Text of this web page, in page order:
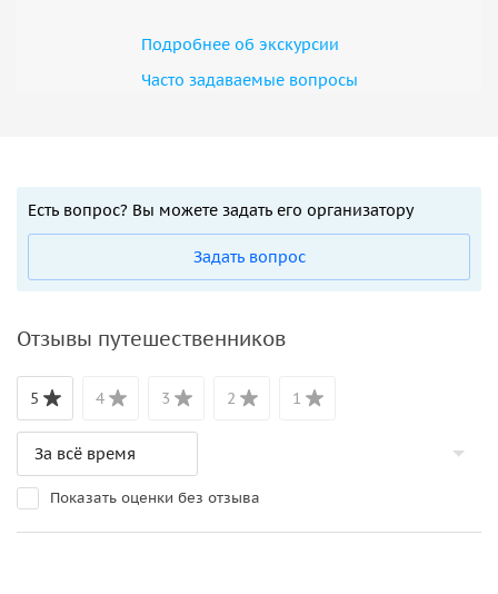
Подробнее об экскурсии
Часто задаваемые вопросы
Есть вопрос? Вы можете задать его организатору
Задать вопрос
Отзывы путешественников
5 4 3 2 1
Показать оценки без отзыва